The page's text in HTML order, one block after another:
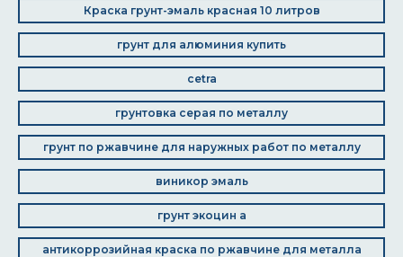
Краска грунт-эмаль красная 10 литров
грунт для алюминия купить
cetra
грунтовка серая по металлу
грунт по ржавчине для наружных работ по металлу
виникор эмаль
грунт экоцин а
антикоррозийная краска по ржавчине для металла